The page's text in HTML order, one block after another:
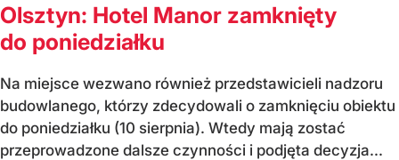
Olsztyn: Hotel Manor zamknięty
do poniedziałku
Na miejsce wezwano również przedstawicieli nadzoru
budowlanego, którzy zdecydowali o zamknięciu obiektu
do poniedziałku (10 sierpnia). Wtedy mają zostać
przeprowadzone dalsze czynności i podjęta decyzja...